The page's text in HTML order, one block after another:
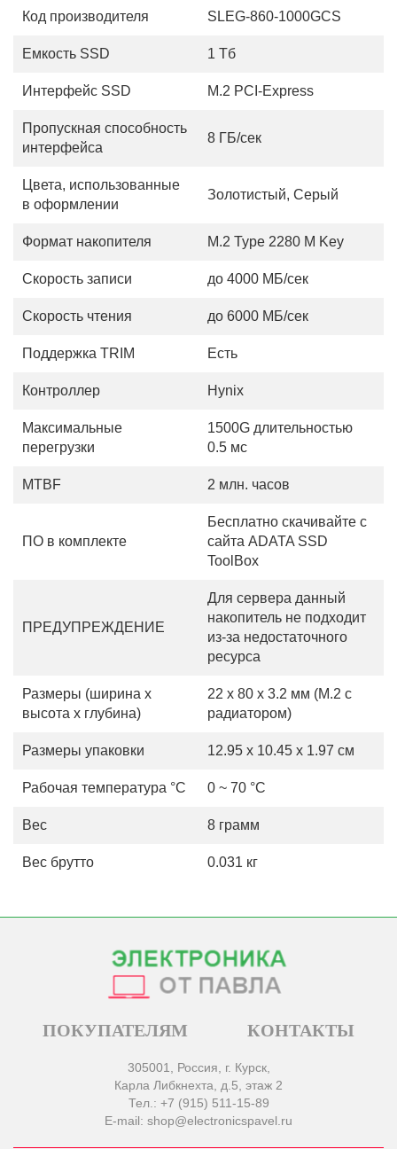
Код производителя SLEG-860-1000GCS
Емкость SSD 1 Тб
Интерфейс SSD M.2 PCI-Express
Пропускная способность
интерфейса
8 ГБ/сек
Цвета, использованные
в оформлении
Золотистый, Серый
Формат накопителя M.2 Type 2280 M Key
Скорость записи до 4000 МБ/сек
Скорость чтения до 6000 МБ/сек
Поддержка TRIM Есть
Контроллер Hynix
Максимальные
перегрузки
1500G длительностью
0.5 мс
MTBF 2 млн. часов
ПО в комплекте
Бесплатно скачивайте с
сайта ADATA SSD
ToolBox
ПРЕДУПРЕЖДЕНИЕ
Для сервера данный
накопитель не подходит
из-за недостаточного
ресурса
Размеры (ширина х
высота х глубина)
22 x 80 x 3.2 мм (M.2 с
радиатором)
Размеры упаковки 12.95 x 10.45 x 1.97 см
Рабочая температура °С 0 ~ 70 °C
Вес 8 грамм
Вес брутто 0.031 кг
ПОКУПАТЕЛЯМ КОНТАКТЫ
305001, Россия, г. Курск,
Карла Либкнехта, д.5, этаж 2
Тел.: +7 (915) 511-15-89
E-mail: shop@electronicspavel.ru